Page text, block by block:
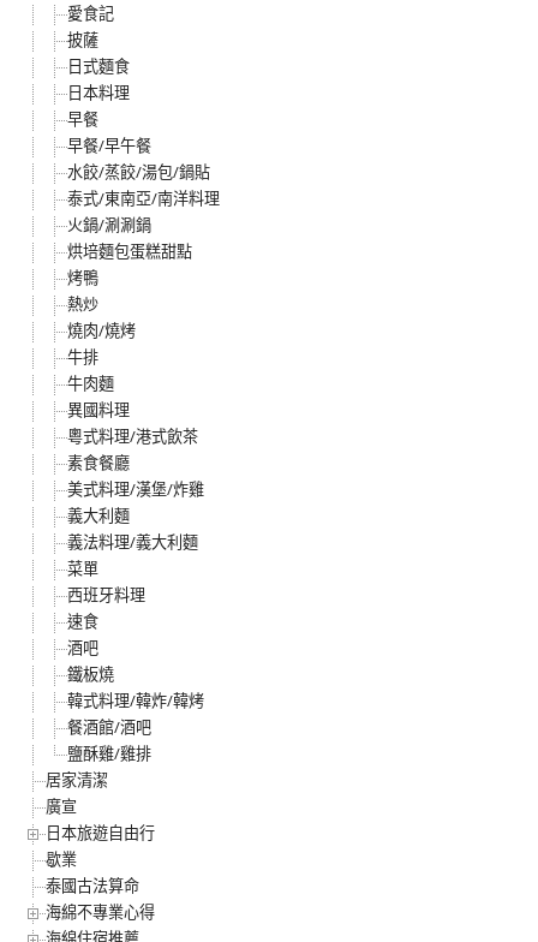
愛食記
披薩
日式麵食
日本料理
早餐
早餐/早午餐
水餃/蒸餃/湯包/鍋貼
泰式/東南亞/南洋料理
火鍋/涮涮鍋
烘培麵包蛋糕甜點
烤鴨
熱炒
燒肉/燒烤
牛排
牛肉麵
異國料理
粵式料理/港式飲茶
素食餐廳
美式料理/漢堡/炸雞
義大利麵
義法料理/義大利麵
菜單
西班牙料理
速食
酒吧
鐵板燒
韓式料理/韓炸/韓烤
餐酒館/酒吧
鹽酥雞/雞排
居家清潔
廣宣
日本旅遊自由行
歇業
泰國古法算命
海綿不專業心得